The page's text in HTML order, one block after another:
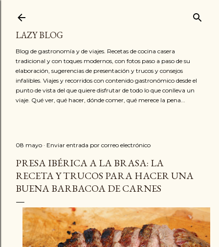
LAZY BLOG
Blog de gastronomía y de viajes. Recetas de cocina casera
tradicional y con toques modernos, con fotos paso a paso de su
elaboración, sugerencias de presentación y trucos y consejos
infalibles. Viajes y recorridos con contenido gastronómico desde el
punto de vista del que quiere disfrutar de todo lo que conlleva un
viaje. Qué ver, qué hacer, dónde comer, qué merece la pena...
08 mayo Enviar entrada por correo electrónico
PRESA IBÉRICA A LA BRASA: LA
RECETA Y TRUCOS PARA HACER UNA
BUENA BARBACOA DE CARNES